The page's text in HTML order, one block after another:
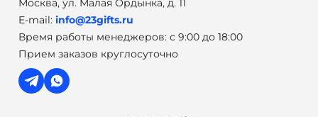
Москва, ул. Малая Ордынка, д. 11
E-mail: info@23gifts.ru
Время работы менеджеров: с 9:00 до 18:00
Прием заказов круглосуточно